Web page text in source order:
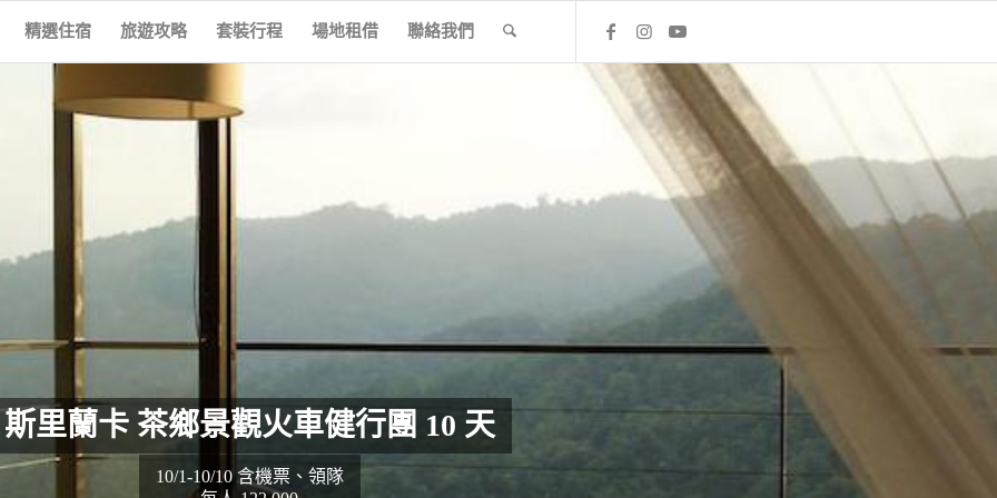
精選住宿 旅遊攻略 套裝行程 場地租借 聯絡我們
斯里蘭卡 茶鄉景觀火車健行團 10 天
10/1-10/10 含機票、領隊